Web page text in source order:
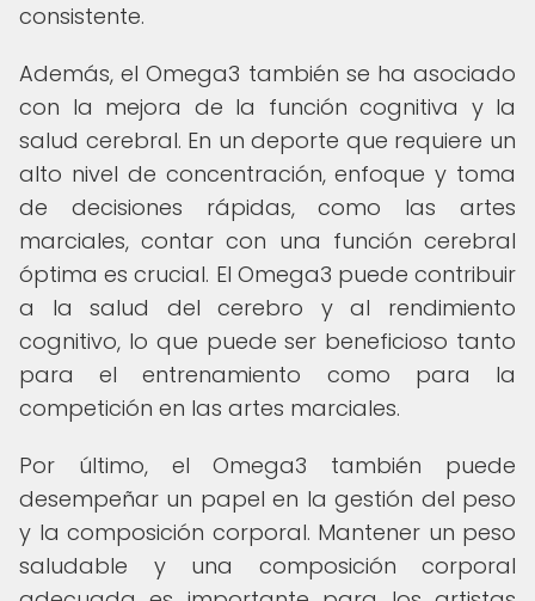
consistente.
Además, el Omega3 también se ha asociado
con la mejora de la función cognitiva y la
salud cerebral. En un deporte que requiere un
alto nivel de concentración, enfoque y toma
de decisiones rápidas, como las artes
marciales, contar con una función cerebral
óptima es crucial. El Omega3 puede contribuir
a la salud del cerebro y al rendimiento
cognitivo, lo que puede ser beneficioso tanto
para el entrenamiento como para la
competición en las artes marciales.
Por último, el Omega3 también puede
desempeñar un papel en la gestión del peso
y la composición corporal. Mantener un peso
saludable y una composición corporal